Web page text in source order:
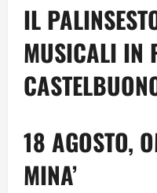
IL
MUSICALI IN
18 AGOSTO,
MINA’